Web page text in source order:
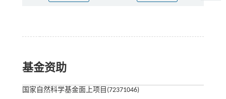
基金资助
国家自然科学基金面上项目(72371046)